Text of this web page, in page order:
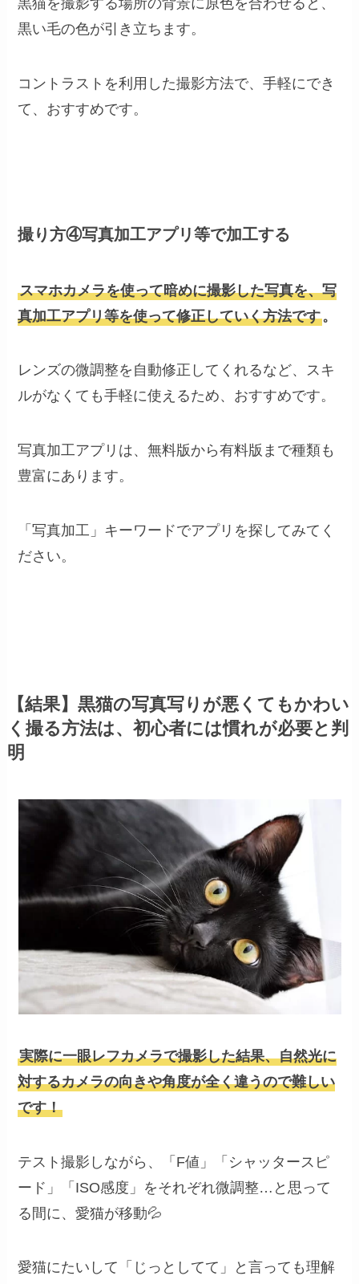
黒猫を撮影する場所の背景に原色を合わせると、
黒い毛の色が引き立ちます。
コントラストを利用した撮影方法で、手軽にでき
て、おすすめです。
撮り方④写真加工アプリ等で加工する
スマホカメラを使って暗めに撮影した写真を、写
真加工アプリ等を使って修正していく方法です。
レンズの微調整を自動修正してくれるなど、スキ
ルがなくても手軽に使えるため、おすすめです。
写真加工アプリは、無料版から有料版まで種類も
豊富にあります。
「写真加工」キーワードでアプリを探してみてく
ださい。
【結果】黒猫の写真写りが悪くてもかわい
く撮る方法は、初心者には慣れが必要と判
明
実際に一眼レフカメラで撮影した結果、自然光に
対するカメラの向きや角度が全く違うので難しい
です！
テスト撮影しながら、「F値」「シャッタースピ
ード」「ISO感度」をそれぞれ微調整…と思って
る間に、愛猫が移動💦
愛猫にたいして「じっとしてて」と言っても理解